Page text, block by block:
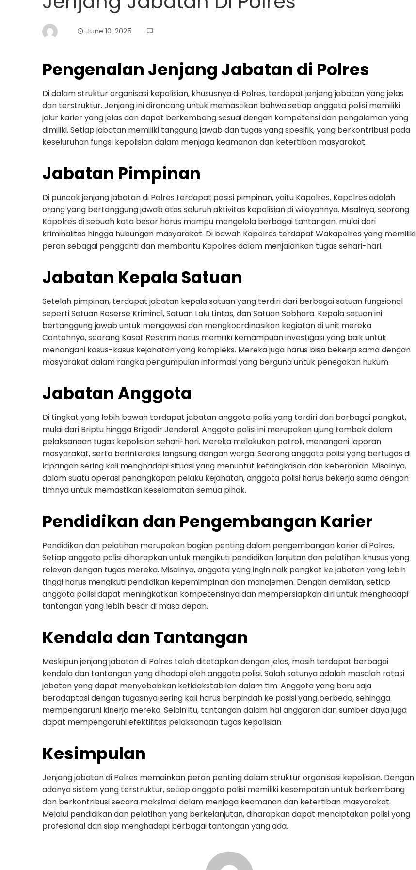
June 10, 2025
Pengenalan Jenjang Jabatan di Polres
Di dalam struktur organisasi kepolisian, khususnya di Polres, terdapat jenjang jabatan yang jelas
dan terstruktur. Jenjang ini dirancang untuk memastikan bahwa setiap anggota polisi memiliki
jalur karier yang jelas dan dapat berkembang sesuai dengan kompetensi dan pengalaman yang
dimiliki. Setiap jabatan memiliki tanggung jawab dan tugas yang spesifik, yang berkontribusi pada
keseluruhan fungsi kepolisian dalam menjaga keamanan dan ketertiban masyarakat.
Jabatan Pimpinan
Di puncak jenjang jabatan di Polres terdapat posisi pimpinan, yaitu Kapolres. Kapolres adalah
orang yang bertanggung jawab atas seluruh aktivitas kepolisian di wilayahnya. Misalnya, seorang
Kapolres di sebuah kota besar harus mampu mengelola berbagai tantangan, mulai dari
kriminalitas hingga hubungan masyarakat. Di bawah Kapolres terdapat Wakapolres yang memiliki
peran sebagai pengganti dan membantu Kapolres dalam menjalankan tugas sehari-hari.
Jabatan Kepala Satuan
Setelah pimpinan, terdapat jabatan kepala satuan yang terdiri dari berbagai satuan fungsional
seperti Satuan Reserse Kriminal, Satuan Lalu Lintas, dan Satuan Sabhara. Kepala satuan ini
bertanggung jawab untuk mengawasi dan mengkoordinasikan kegiatan di unit mereka.
Contohnya, seorang Kasat Reskrim harus memiliki kemampuan investigasi yang baik untuk
menangani kasus-kasus kejahatan yang kompleks. Mereka juga harus bisa bekerja sama dengan
masyarakat dalam rangka pengumpulan informasi yang berguna untuk penegakan hukum.
Jabatan Anggota
Di tingkat yang lebih bawah terdapat jabatan anggota polisi yang terdiri dari berbagai pangkat,
mulai dari Briptu hingga Brigadir Jenderal. Anggota polisi ini merupakan ujung tombak dalam
pelaksanaan tugas kepolisian sehari-hari. Mereka melakukan patroli, menangani laporan
masyarakat, serta berinteraksi langsung dengan warga. Seorang anggota polisi yang bertugas di
lapangan sering kali menghadapi situasi yang menuntut ketangkasan dan keberanian. Misalnya,
dalam suatu operasi penangkapan pelaku kejahatan, anggota polisi harus bekerja sama dengan
timnya untuk memastikan keselamatan semua pihak.
Pendidikan dan Pengembangan Karier
Pendidikan dan pelatihan merupakan bagian penting dalam pengembangan karier di Polres.
Setiap anggota polisi diharapkan untuk mengikuti pendidikan lanjutan dan pelatihan khusus yang
relevan dengan tugas mereka. Misalnya, anggota yang ingin naik pangkat ke jabatan yang lebih
tinggi harus mengikuti pendidikan kepemimpinan dan manajemen. Dengan demikian, setiap
anggota polisi dapat meningkatkan kompetensinya dan mempersiapkan diri untuk menghadapi
tantangan yang lebih besar di masa depan.
Kendala dan Tantangan
Meskipun jenjang jabatan di Polres telah ditetapkan dengan jelas, masih terdapat berbagai
kendala dan tantangan yang dihadapi oleh anggota polisi. Salah satunya adalah masalah rotasi
jabatan yang dapat menyebabkan ketidakstabilan dalam tim. Anggota yang baru saja
beradaptasi dengan tugasnya sering kali harus berpindah ke posisi yang berbeda, sehingga
mempengaruhi kinerja mereka. Selain itu, tantangan dalam hal anggaran dan sumber daya juga
dapat mempengaruhi efektifitas pelaksanaan tugas kepolisian.
Kesimpulan
Jenjang jabatan di Polres memainkan peran penting dalam struktur organisasi kepolisian. Dengan
adanya sistem yang terstruktur, setiap anggota polisi memiliki kesempatan untuk berkembang
dan berkontribusi secara maksimal dalam menjaga keamanan dan ketertiban masyarakat.
Melalui pendidikan dan pelatihan yang berkelanjutan, diharapkan dapat menciptakan polisi yang
profesional dan siap menghadapi berbagai tantangan yang ada.